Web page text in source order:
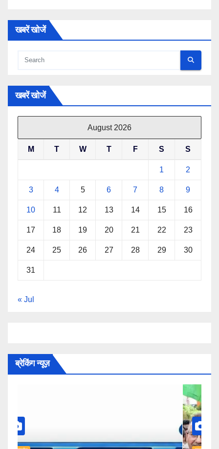
खबरें खोजें
खबरें खोजें
August 2026
M T W T F S S
1 2
3 4 5 6 7 8 9
10 11 12 13 14 15 16
17 18 19 20 21 22 23
24 25 26 27 28 29 30
31
« Jul
ब्रेकिंग न्यूज़